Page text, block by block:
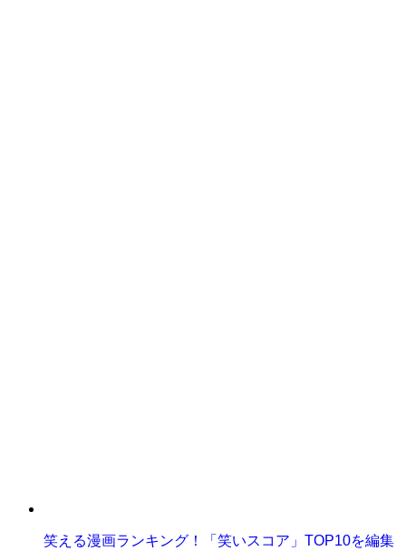
笑える漫画ランキング！「笑いスコア」TOP10を編集